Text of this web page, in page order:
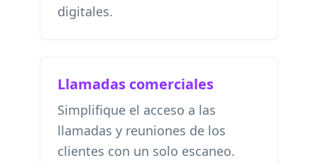
digitales.
Llamadas comerciales
Simplifique el acceso a las
llamadas y reuniones de los
clientes con un solo escaneo.